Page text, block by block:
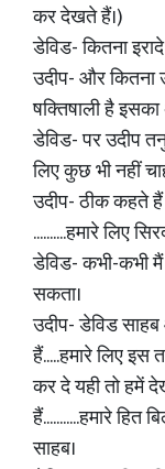
कर देखते हैं।)
डेविड- कितना
उदीप- और कितना
षक्तिषाली है
डेविड- पर उदीप
लिए कुछ भी नहीं
उदीप- ठीक कहते हैं
..........हमारे लिए
डेविड- कभी-कभी मैं
सकता।
उदीप- डेविड
हैं.....हमारे लिए इस
कर दे यही तो हमें
हैं...........हमारे
साहब।